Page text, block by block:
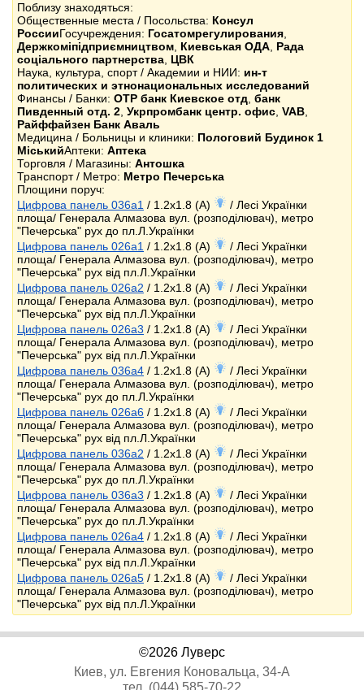
Поблизу знаходяться:
Общественные места / Посольства: Консул
РоссииГосучреждения: Госатомрегулирования
Держкоміпідприємництвом Киевськая ОДА Рада
соціального партнерства ЦВК
Наука, культура, спорт / Академии и НИИ: ин-т
политических и этнонациональных исследований
Финансы / Банки: OTP банк Киевское отд банк
Пивденный отд. 2 Укрпромбанк центр. офис VAB
Райффайзен Банк Аваль
Медицина / Больницы и клиники: Пологовий Будинок 1
МіськийАптеки: Аптека
Торговля / Магазины: Антошка
Транспорт / Метро: Метро Печерська
Площини поруч:
Цифрова панель 036a1 / 1.2x1.8 (A)
/ Лесі Українки
площа/ Генерала Алмазова вул. (розподілювач), метро
"Печерська" рух до пл.Л.Українки
Цифрова панель 026a1 / 1.2x1.8 (A)
/ Лесі Українки
площа/ Генерала Алмазова вул. (розподілювач), метро
"Печерська" рух від пл.Л.Українки
Цифрова панель 026a2 / 1.2x1.8 (A)
/ Лесі Українки
площа/ Генерала Алмазова вул. (розподілювач), метро
"Печерська" рух від пл.Л.Українки
Цифрова панель 026a3 / 1.2x1.8 (A)
/ Лесі Українки
площа/ Генерала Алмазова вул. (розподілювач), метро
"Печерська" рух від пл.Л.Українки
Цифрова панель 036a4 / 1.2x1.8 (A)
/ Лесі Українки
площа/ Генерала Алмазова вул. (розподілювач), метро
"Печерська" рух до пл.Л.Українки
Цифрова панель 026a6 / 1.2x1.8 (A)
/ Лесі Українки
площа/ Генерала Алмазова вул. (розподілювач), метро
"Печерська" рух від пл.Л.Українки
Цифрова панель 036a2 / 1.2x1.8 (A)
/ Лесі Українки
площа/ Генерала Алмазова вул. (розподілювач), метро
"Печерська" рух до пл.Л.Українки
Цифрова панель 036a3 / 1.2x1.8 (A)
/ Лесі Українки
площа/ Генерала Алмазова вул. (розподілювач), метро
"Печерська" рух до пл.Л.Українки
Цифрова панель 026a4 / 1.2x1.8 (A)
/ Лесі Українки
площа/ Генерала Алмазова вул. (розподілювач), метро
"Печерська" рух від пл.Л.Українки
Цифрова панель 026a5 / 1.2x1.8 (A)
/ Лесі Українки
площа/ Генерала Алмазова вул. (розподілювач), метро
"Печерська" рух від пл.Л.Українки
©2026 Луверс
Киев, ул. Евгения Коновальца, 34-А
тел. (044) 585-70-22